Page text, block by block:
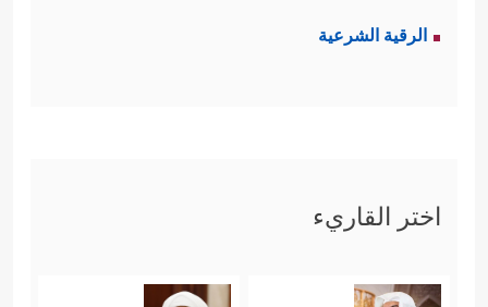
الرقية الشرعية
اختر القاريء